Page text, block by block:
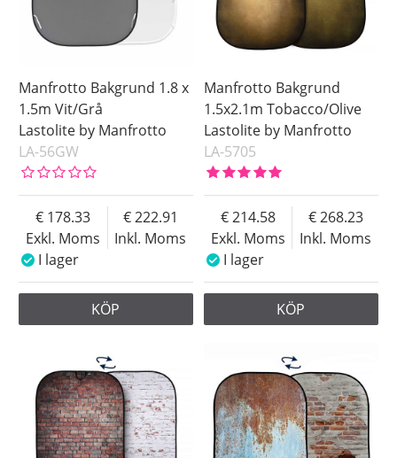
Manfrotto Bakgrund 1.8 x
1.5m Vit/Grå
Lastolite by Manfrotto
LA-56GW
Exkl. Moms
178.33
Inkl. Moms
222.91
I lager
KÖP
Manfrotto Bakgrund
1.5x2.1m Tobacco/Olive
Lastolite by Manfrotto
LA-5705
Exkl. Moms
214.58
Inkl. Moms
268.23
I lager
KÖP